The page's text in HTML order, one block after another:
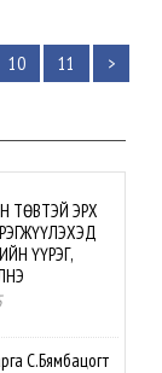
10 11 >
ТӨВТЭЙ ЭРХ
ҮҮРЭГ,
С.Бямбацогт